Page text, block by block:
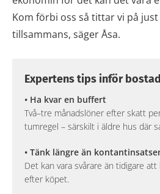
Kom förbi oss så tittar vi på
tillsammans, säger Åsa.
Expertens tips inför
• Ha kvar en buffert
Två–tre månadslöner efter skatt
tumregel – särskilt i äldre hus där
• Tänk längre än
Det kan vara svårare än tidigare
efter köpet.